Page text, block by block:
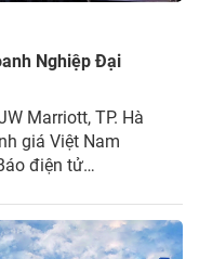
Nghiệp Đại
Marriott, TP. Hà
giá Việt Nam
điện tử
ty Đại chúng uy